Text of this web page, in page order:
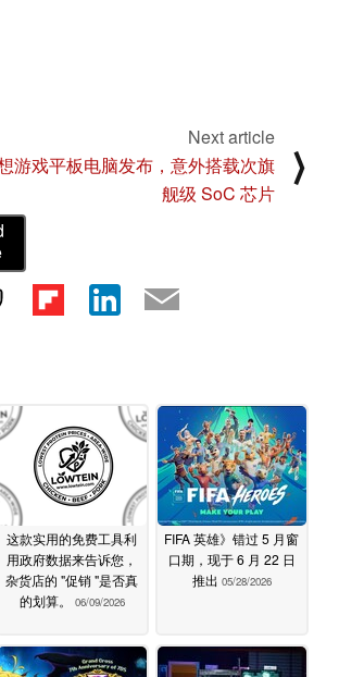
Next article
游戏平板电脑发布，意外搭载次旗
舰级 SoC 芯片
⟩
这款实用的免费工具利
用政府数据来告诉您，
杂货店的 "促销 "是否真
的划算。
06/09/2026
FIFA 英雄》错过 5 月窗
口期，现于 6 月 22 日
推出 05/28/2026